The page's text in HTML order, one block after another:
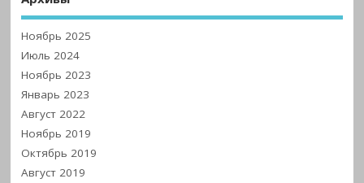
Ноябрь 2025
Июль 2024
Ноябрь 2023
Январь 2023
Август 2022
Ноябрь 2019
Октябрь 2019
Август 2019